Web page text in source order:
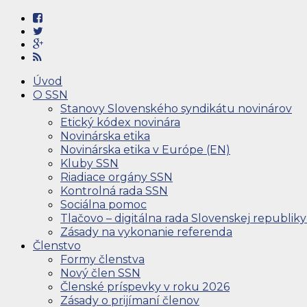
Úvod
O SSN
Stanovy Slovenského syndikátu novinárov
Etický kódex novinára
Novinárska etika
Novinárska etika v Európe (EN)
Kluby SSN
Riadiace orgány SSN
Kontrolná rada SSN
Sociálna pomoc
Tlačovo – digitálna rada Slovenskej republiky
Zásady na vykonanie referenda
Členstvo
Formy členstva
Nový člen SSN
Členské príspevky v roku 2026
Zásady o prijímaní členov